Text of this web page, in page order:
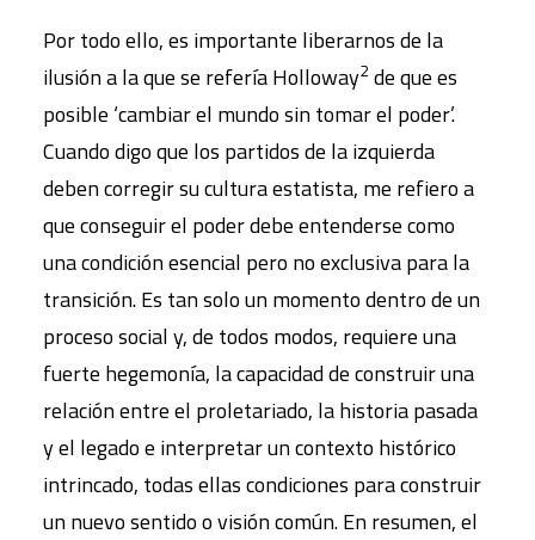
Por todo ello, es importante liberarnos de la
ilusión a la que se refería Holloway2 de que es
posible ‘cambiar el mundo sin tomar el poder’.
Cuando digo que los partidos de la izquierda
deben corregir su cultura estatista, me refiero a
que conseguir el poder debe entenderse como
una condición esencial pero no exclusiva para la
transición. Es tan solo un momento dentro de un
proceso social y, de todos modos, requiere una
fuerte hegemonía, la capacidad de construir una
relación entre el proletariado, la historia pasada
y el legado e interpretar un contexto histórico
intrincado, todas ellas condiciones para construir
un nuevo sentido o visión común. En resumen, el